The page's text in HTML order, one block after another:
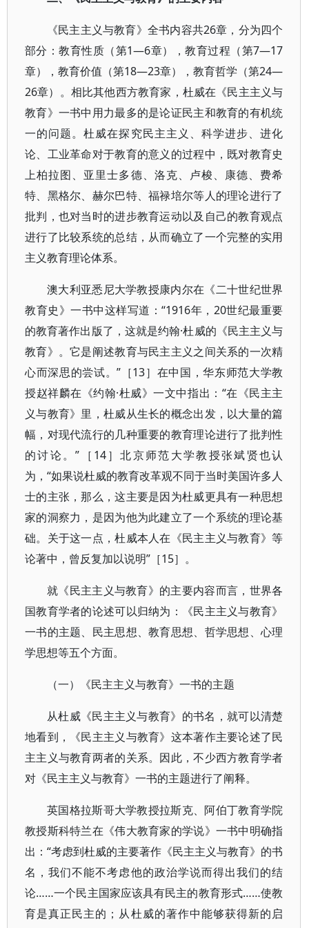
《民主主义与教育》全书内容共26章，分为四个
部分：教育性质（第1—6章），教育过程（第7—17
章），教育价值（第18—23章），教育哲学（第24—
26章）。相比其他西方教育家，杜威在《民主主义与
教育》一书中用力最多的是论证民主和教育的有机统
一的问题。杜威在探究民主主义、科学进步、进化
论、工业革命对于教育的意义的过程中，既对教育史
上柏拉图、亚里士多德、洛克、卢梭、康德、费希
特、黑格尔、赫尔巴特、福禄培尔等人的理论进行了
批判，也对当时的进步教育运动以及自己的教育观点
进行了比较系统的总结，从而确立了一个完整的实用
主义教育理论体系。
澳大利亚悉尼大学教授康内尔在《二十世纪世界
教育史》一书中这样写道：“1916年，20世纪最重要
的教育著作出版了，这就是约翰·杜威的《民主主义与
教育》。它是阐述教育与民主主义之间关系的一次精
心而深思的尝试。”［13］在中国，华东师范大学教
授赵祥麟在《约翰·杜威》一文中指出：“在《民主主
义与教育》里，杜威从生长的概念出发，以大量的篇
幅，对现代流行的几种重要的教育理论进行了批判性
的讨论。”［14］北京师范大学教授张斌贤也认
为，“如果说杜威的教育改革观不同于当时美国许多人
士的主张，那么，这主要是因为杜威更具有一种思想
家的洞察力，是因为他为此建立了一个系统的理论基
础。关于这一点，杜威本人在《民主主义与教育》等
论著中，曾反复加以说明”［15］。
就《民主主义与教育》的主要内容而言，世界各
国教育学者的论述可以归纳为：《民主主义与教育》
一书的主题、民主思想、教育思想、哲学思想、心理
学思想等五个方面。
（一）《民主主义与教育》一书的主题
从杜威《民主主义与教育》的书名，就可以清楚
地看到，《民主主义与教育》这本著作主要论述了民
主主义与教育两者的关系。因此，不少西方教育学者
对《民主主义与教育》一书的主题进行了阐释。
英国格拉斯哥大学教授拉斯克、阿伯丁教育学院
教授斯科特兰在《伟大教育家的学说》一书中明确指
出：“考虑到杜威的主要著作《民主主义与教育》的书
名，我们不能不考虑他的政治学说而得出我们的结
论……一个民主国家应该具有民主的教育形式……使教
育是真正民主的；从杜威的著作中能够获得新的启